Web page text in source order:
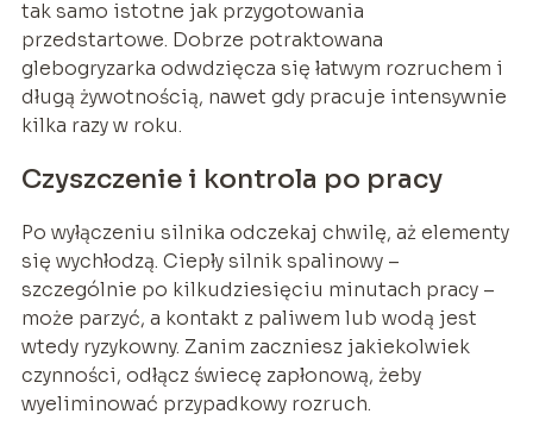
tak samo istotne jak przygotowania
przedstartowe. Dobrze potraktowana
glebogryzarka odwdzięcza się łatwym rozruchem i
długą żywotnością, nawet gdy pracuje intensywnie
kilka razy w roku.
Czyszczenie i kontrola po pracy
Po wyłączeniu silnika odczekaj chwilę, aż elementy
się wychłodzą. Ciepły silnik spalinowy –
szczególnie po kilkudziesięciu minutach pracy –
może parzyć, a kontakt z paliwem lub wodą jest
wtedy ryzykowny. Zanim zaczniesz jakiekolwiek
czynności, odłącz świecę zapłonową, żeby
wyeliminować przypadkowy rozruch.